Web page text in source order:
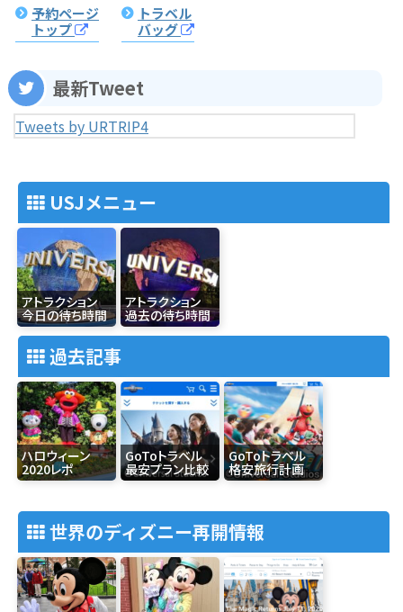
予約ページ
トップ
トラベル
バッグ
最新Tweet
Tweets by URTRIP4
USJメニュー
アトラクション
今日の待ち時間
アトラクション
過去の待ち時間
過去記事
ハロウィーン
2020レポ
GoToトラベル
最安プラン比較
GoToトラベル
格安旅行計画
世界のディズニー再開情報